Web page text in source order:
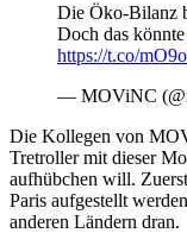
Die Öko-Bilanz
Doch das
https://t.co/
— MOViNC
Die Kollegen von
Tretroller mit dieser
aufhübchen will.
Paris aufgestellt
anderen Ländern dran.